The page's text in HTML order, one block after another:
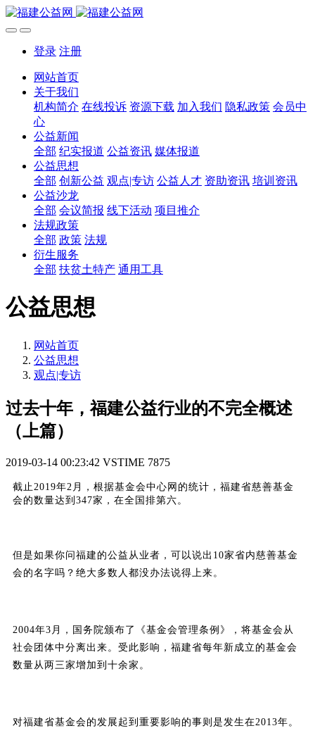
登录 注册
网站首页
关于我们
机构简介 在线投诉 资源下载 加入我们 隐私政策 会员中
心
公益新闻
全部 纪实报道 公益资讯 媒体报道
公益思想
全部 创新公益 观点|专访 公益人才 资助资讯 培训资讯
公益沙龙
全部 会议简报 线下活动 项目推介
法规政策
全部 政策 法规
衍生服务
全部 扶贫土特产 通用工具
公益思想
网站首页
公益思想
观点|专访
过去十年，福建公益行业的不完全概述
（上篇）
2019-03-14 00:23:42 VSTIME 7875
截止2019年2月，根据基金会中心网的统计，福建省慈善基金
会的数量达到347家，在全国排第六。
但是如果你问福建的公益从业者，可以说出10家省内慈善基金
会的名字吗？绝大多数人都没办法说得上来。
2004年3月，国务院颁布了《基金会管理条例》，将基金会从
社会团体中分离出来。受此影响，福建省每年新成立的基金会
数量从两三家增加到十余家。
对福建省基金会的发展起到重要影响的事则是发生在2013年。